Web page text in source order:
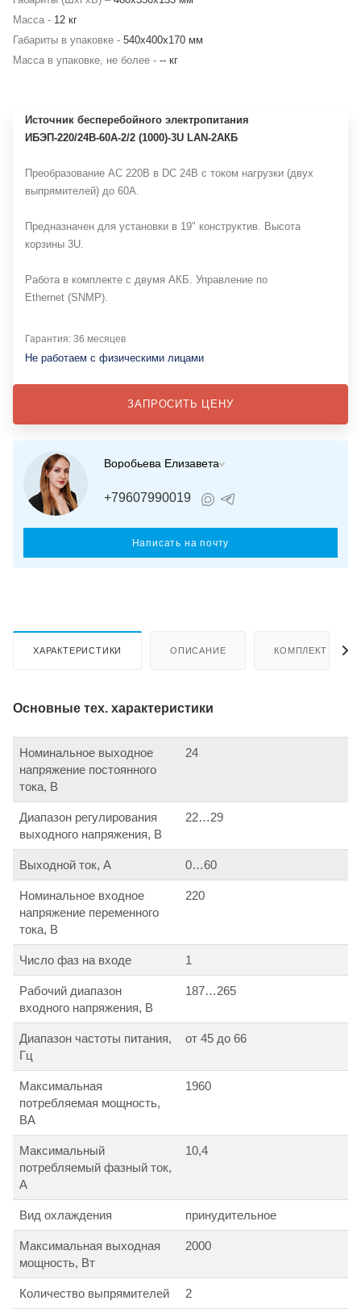
Масса - 12 кг
Габариты в упаковке - 540х400х170 мм
Масса в упаковке, не более - -- кг
Источник бесперебойного электропитания
ИБЭП-220/24B-60A-2/2 (1000)-3U LAN-2АКБ
Преобразование AC 220В в DC 24В с током нагрузки (двух
выпрямителей) до 60А.
Предназначен для установки в 19" конструктив. Высота
корзины 3U.
Работа в комплекте с двумя АКБ. Управление по
Ethernet (SNMP).
Гарантия: 36 месяцев
Не работаем с физическими лицами
ЗАПРОСИТЬ ЦЕНУ
Воробьева Елизавета
+79607990019
Написать на почту
ХАРАКТЕРИСТИКИ ОПИСАНИЕ КОМПЛЕКТ
Основные тех. характеристики
Номинальное выходное
напряжение постоянного
тока, В
24
Диапазон регулирования
выходного напряжения, В
22…29
Выходной ток, А 0…60
Номинальное входное
напряжение переменного
тока, В
220
Число фаз на входе 1
Рабочий диапазон
входного напряжения, В
187…265
Диапазон частоты питания,
Гц
от 45 до 66
Максимальная
потребляемая мощность,
ВА
1960
Максимальный
потребляемый фазный ток,
А
10,4
Вид охлаждения принудительное
Максимальная выходная
мощность, Вт
2000
Количество выпрямителей 2